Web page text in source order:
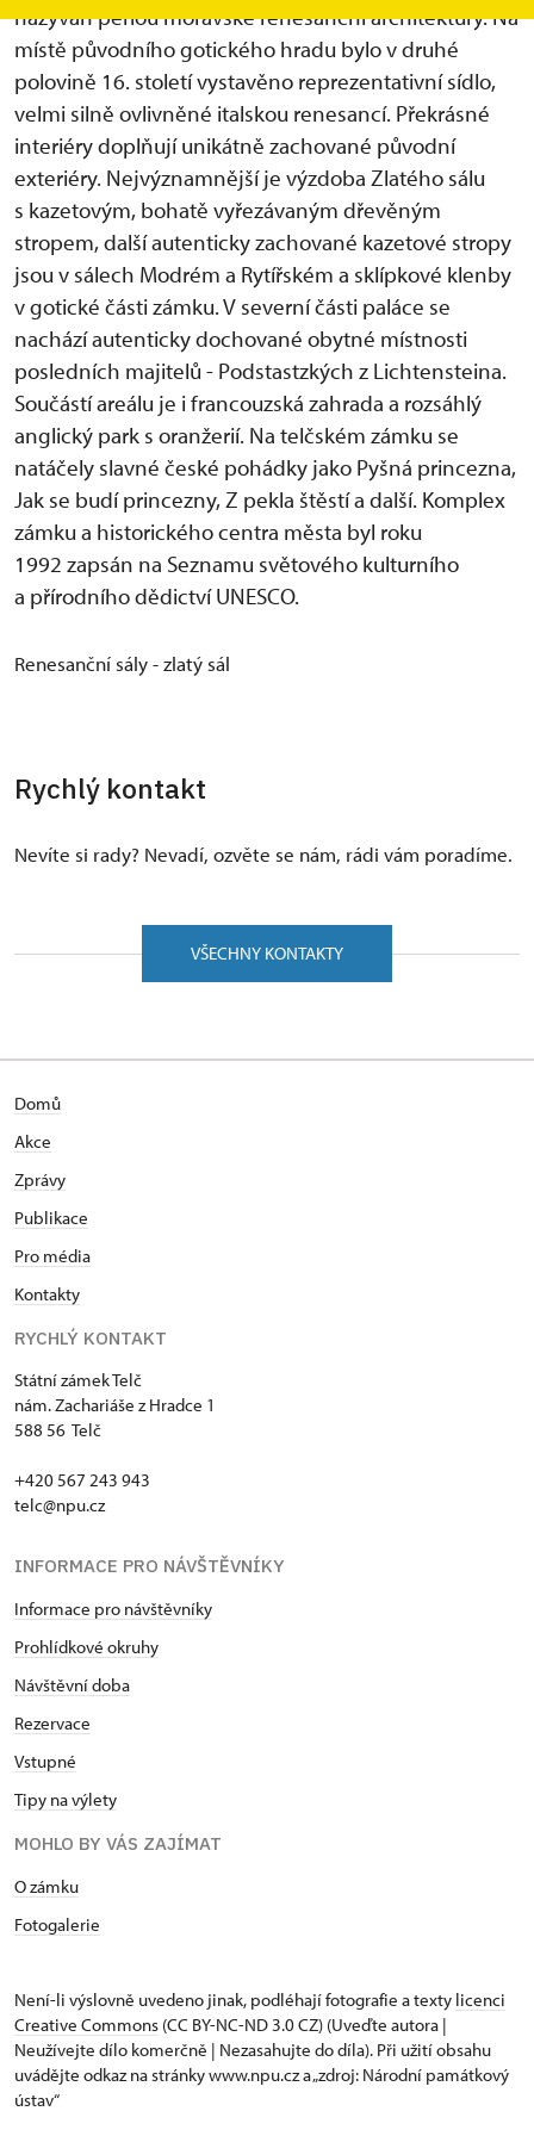
nazýván perlou moravské renesanční architektury. Na
místě původního gotického hradu bylo v druhé
polovině 16. století vystavěno reprezentativní sídlo,
velmi silně ovlivněné italskou renesancí. Překrásné
interiéry doplňují unikátně zachované původní
exteriéry. Nejvýznamnější je výzdoba Zlatého sálu
s kazetovým, bohatě vyřezávaným dřevěným
stropem, další autenticky zachované kazetové stropy
jsou v sálech Modrém a Rytířském a sklípkové klenby
v gotické části zámku. V severní části paláce se
nachází autenticky dochované obytné místnosti
posledních majitelů - Podstastzkých z Lichtensteina.
Součástí areálu je i francouzská zahrada a rozsáhlý
anglický park s oranžerií. Na telčském zámku se
natáčely slavné české pohádky jako Pyšná princezna,
Jak se budí princezny, Z pekla štěstí a další. Komplex
zámku a historického centra města byl roku
1992 zapsán na Seznamu světového kulturního
a přírodního dědictví UNESCO.
Renesanční sály - zlatý sál
Rychlý kontakt
Nevíte si rady? Nevadí, ozvěte se nám, rádi vám poradíme.
VŠECHNY KONTAKTY
Domů
Akce
Zprávy
Publikace
Pro média
Kontakty
RYCHLÝ KONTAKT
Státní zámek Telč
nám. Zachariáše z Hradce 1
588 56 Telč
+420 567 243 943
telc@npu.cz
INFORMACE PRO NÁVŠTĚVNÍKY
Informace pro návštěvníky
Prohlídkové okruhy
Návštěvní doba
Rezervace
Vstupné
Tipy na výlety
MOHLO BY VÁS ZAJÍMAT
O zámku
Fotogalerie
Není-li výslovně uvedeno jinak, podléhají fotografie a texty licenci
Creative Commons (CC BY-NC-ND 3.0 CZ) (Uveďte autora |
Neužívejte dílo komerčně | Nezasahujte do díla). Při užití obsahu
uvádějte odkaz na stránky www.npu.cz a „zdroj: Národní památkový
ústav“